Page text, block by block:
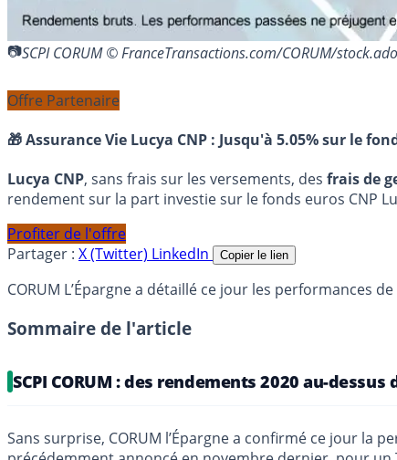
SCPI CORUM © FranceTransactions.com/CORUM/
Offre Partenaire
🎁 Assurance Vie Lucya CNP : Jusqu'à 5.05% sur le
Lucya CNP, sans frais sur les versements, des frais de
rendement sur la part investie sur le fonds euros CNP
Profiter de l'offre
Partager : X (Twitter) LinkedIn Copier le lien
CORUM L’Épargne a détaillé ce jour les performances
Sommaire de l'article
SCPI CORUM : des rendements 2020 au-dessus
Sans surprise, CORUM l’Épargne a confirmé ce jour la